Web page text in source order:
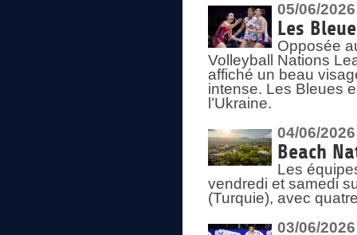
05/06/2026
Les
Opposée
Volleyball Nations
affiché un beau
intense. Les Bleues
l’Ukraine.
04/06/2026
Beach
Les
vendredi et samedi
(Turquie), avec
03/06/2026